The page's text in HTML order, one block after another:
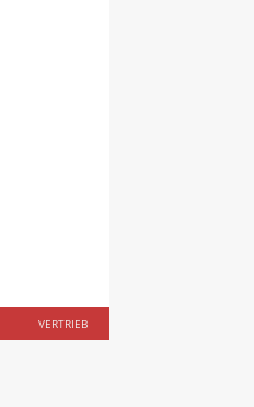
VERTRIEB